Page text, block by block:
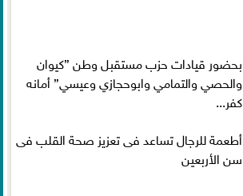
بحضور قيادات حزب مستقبل وطن ”كيوان
والحصي والتمامي وابوحجازي وعيسي” أمانه
كفر...
أطعمة للرجال تساعد فى تعزيز صحة القلب فى
سن الأربعين